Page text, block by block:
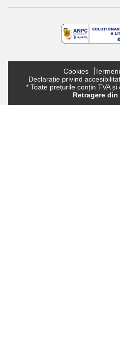
Cookies
Declarație privind
* Toate prețurile conțin TVA și
Retragere